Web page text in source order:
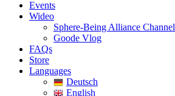
Events
Wideo
Sphere-Being Alliance Channel
Goode Vlog
FAQs
Store
Languages
Deutsch
English